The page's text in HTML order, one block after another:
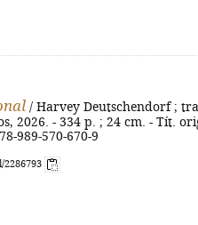
/ Harvey Deutschendorf ;
2026. - 334 p. ; 24 cm. - Tít.
989-570-670-9